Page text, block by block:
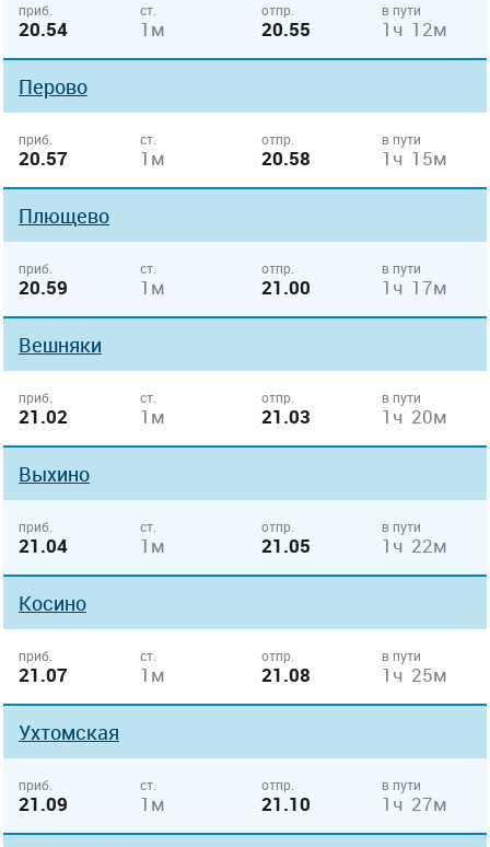
приб.
20.54
ст.
1м
отпр.
20.55
в пути
1ч 12м
Перово
приб.
20.57
ст.
1м
отпр.
20.58
в пути
1ч 15м
Плющево
приб.
20.59
ст.
1м
отпр.
21.00
в пути
1ч 17м
Вешняки
приб.
21.02
ст.
1м
отпр.
21.03
в пути
1ч 20м
Выхино
приб.
21.04
ст.
1м
отпр.
21.05
в пути
1ч 22м
Косино
приб.
21.07
ст.
1м
отпр.
21.08
в пути
1ч 25м
Ухтомская
приб.
21.09
ст.
1м
отпр.
21.10
в пути
1ч 27м